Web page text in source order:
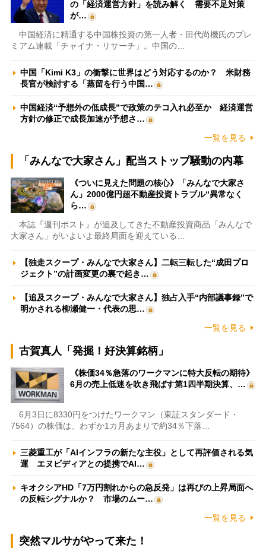
の「経済運営方針」を読み解く 需要不足対策
が…
中国経済に精通する中国株投資の第一人者・田代尚機氏のプレ
ミアム連載「チャイナ・リサーチ」。中国の…
中国「Kimi K3」の衝撃に世界はどう対応するのか？ 米財務
長官が検討する「蒸留を行う中国…
中国経済“予想外の低成長”で政策のテコ入れ必至か 経済運営
方針の修正で成長加速が予想さ…
一覧を見る
「みんなで大家さん」配当ストップ騒動の内幕
《ついに見えた問題の核心》「みんなで大家さ
ん」2000億円超不動産投資トラブル“異常なく
ら…
本誌『週刊ポスト』が追及してきた不動産投資商品「みんなで
大家さん」がいよいよ最終局面を迎えている…
【独走スクープ・みんなで大家さん】二転三転した“成田プロ
ジェクト”の計画変更の裏で起き…
【追及スクープ・みんなで大家さん】独占入手“内部議事録”で
明かされる柳瀬健一・代表の思…
一覧を見る
古賀真人「発掘！好決算銘柄」
《株価34％急落のワークマンに特大反転の期待》
6月の売上低迷を吹き飛ばす第1四半期決算、…
6月3日に8330円をつけたワークマン（東証スタンダード・
7564）の株価は、わずか1カ月あまりで約34％下落…
三菱重工が「AIインフラの新たな主役」として再評価される気
運 エヌビディアとの提携でAI…
キオクシアHD「7万円割れからの急反発」は再びの上昇局面へ
の反転シグナルか？ 市場のムー…
一覧を見る
突然マルサがやって来た！